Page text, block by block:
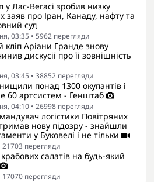
у Лас-Вегасі зробив низку
заяв про Іран, Канаду, нафту та
суд
03:35 • 5962 перегляди
кліп Аріани Гранде знову
дискусії про її зовнішність
03:45 • 38852 перегляди
понад 1300 окупантів і
60 артсистем - Генштаб
04:10 • 26998 перегляди
логістики Повітряних
нову підозру - знайшли
у Буковелі і не тільки
21703 перегляди
салатів на будь-який
17070 перегляди